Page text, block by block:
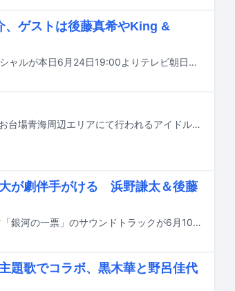
、ゲストは後藤真希やKing &
SUPER EIGHTの冠番組「EIGHT-JAM」のゴールデンスペシャルが本日6月24日19:00よりテレビ朝日系で放送される。
後藤真希が、7月31日、8月1日、8月2日の3日間、東京・お台場青海周辺エリアにて行われるアイドルフェス「TOKYO IDOL FESTIVAL 2026 supported by にしたんクリニック」のDAY2に登場する。
が劇伴手がける 浜野謙太＆後藤
坂東祐大が音楽を担当するカンテレ・フジテレビ系ドラマ「銀河の一票」のサウンドトラックが6月10日に発売される。
題歌でコラボ、黒木華と野呂佳代